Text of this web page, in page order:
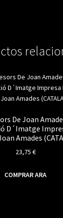
De Joan
D´Imatge
Amades
23,75 €
COMPRAR ARA